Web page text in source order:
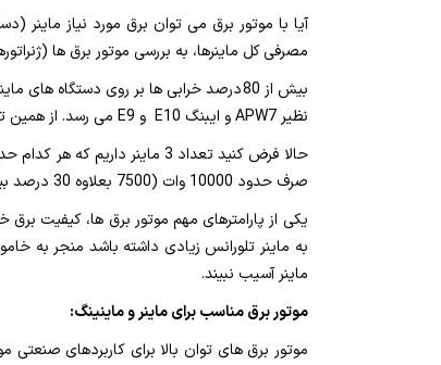
آیا با موتور برق می توان برق مورد نیاز ماینر
مصرفی کل ماینرها، به بررسی موتور برق ها
نظیر APW7 و ایبنگ E10 و E9 می رسد. از همین توضیح می توان متوجه شد که حداقل خروجی موتور برق بایستی 1600 وات برای یک ماینر دل پایین باشد.
صرف حدود 10000 وات (7500 بعلاوه 30 درصد بیشتر) نیاز خواهد بود تا ژنراتور در حالت نرمال کار کند.
یکی از پارامترهای مهم موتور برق ها، کیفیت
به ماینر تلورانس زیادی داشته باشد منجر به
ماینر آسیب نبیند.
موتور برق مناسب برای ماینر و ماینینگ:
موتور برق های توان بالا برای کاربردهای صنعتی